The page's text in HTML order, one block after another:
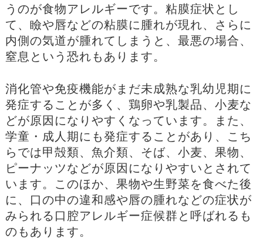
うのが食物アレルギーです。粘膜症状とし
て、瞼や唇などの粘膜に腫れが現れ、さらに
内側の気道が腫れてしまうと、最悪の場合、
窒息という恐れもあります。
消化管や免疫機能がまだ未成熟な乳幼児期に
発症することが多く、鶏卵や乳製品、小麦な
どが原因になりやすくなっています。また、
学童・成人期にも発症することがあり、こち
らでは甲殻類、魚介類、そば、小麦、果物、
ピーナッツなどが原因になりやすいとされて
います。このほか、果物や生野菜を食べた後
に、口の中の違和感や唇の腫れなどの症状が
みられる口腔アレルギー症候群と呼ばれるも
のもあります。